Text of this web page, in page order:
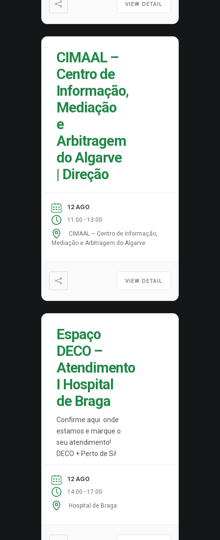
VIEW DETAIL
CIMAAL –
Centro de
Informação,
Mediação
e
Arbitragem
do Algarve
| Direção
12 AGO
11:00 - 13:00
CIMAAL – Centro de Informação,
Mediação e Arbitragem do Algarve
VIEW DETAIL
Espaço
DECO –
Atendimento
I Hospital
de Braga
Confirme aqui onde
estamos e marque o
seu atendimento!
DECO + Perto de Si!
12 AGO
14:00 - 17:00
Hospital de Braga